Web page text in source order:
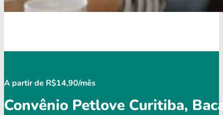
A partir de R$14,90/mês
Convênio Petlove Curitiba,